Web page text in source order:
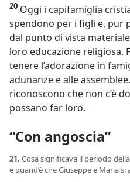
20 Oggi i capifamiglia
spendono per i figli e, pur
dal punto di vista
loro educazione religiosa.
tenere l’adorazione in
adunanze e alle
riconoscono che non c’è
possano far loro.
“Con angoscia”
21. Cosa significava il periodo
e quand’è che Giuseppe e Maria